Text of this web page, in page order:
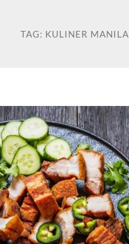
TAG: KULINER MANILA